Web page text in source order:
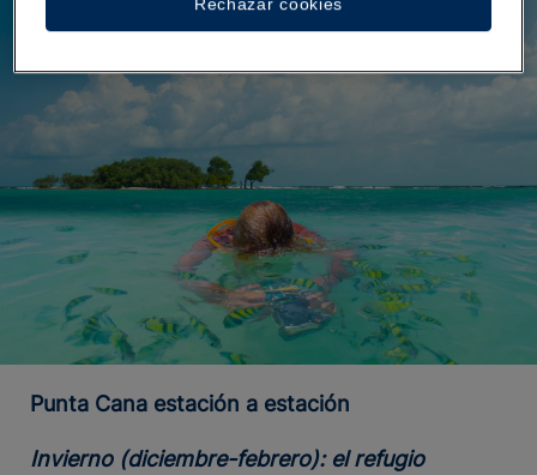
Punta Cana estación a estación
Invierno (diciembre-febrero): el refugio